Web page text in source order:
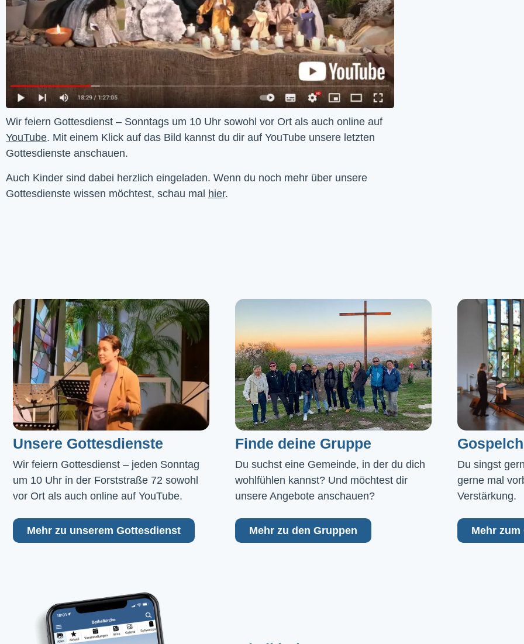
YouTube. Mit einem Klick auf das Bild kannst du dir auf YouTube unsere letzten
Gottesdienste anschauen.
Auch Kinder sind dabei herzlich eingeladen. Wenn du noch mehr über unsere
Gottesdienste wissen möchtest, schau mal hier.
Unsere Gottesdienste
Wir feiern Gottesdienst – jeden Sonntag
um 10 Uhr in der Forststraße 72 sowohl
vor Ort als auch online auf YouTube.
Mehr zu unserem Gottesdienst
Finde deine Gruppe
Du suchst eine Gemeinde, in der du dich
wohlfühlen kannst? Und möchtest dir
unsere Angebote anschauen?
Mehr zu den Gruppen
Du singst
gerne mal
Verstärkung.
Mehr